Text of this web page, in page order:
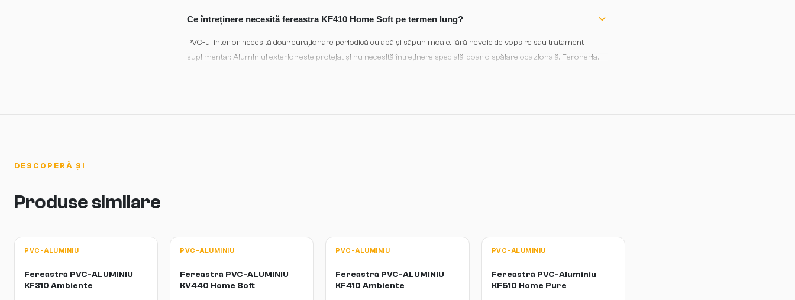
garantiza performanța termică și acustică optimă.
Ce întreținere necesită fereastra KF410 Home Soft pe termen lung?
PVC-ul interior necesită doar curaționare periodică cu apă și săpun moale, fără nevoie de vopsire sau tratament
suplimentar. Aluminiul exterior este protejat și nu necesită întreținere specială, doar o spălare ocazională. Feroneria
DESCOPERĂ ȘI
Produse similare
PVC-ALUMINIU
Fereastră PVC-ALUMINIU
KF310 Ambiente
PVC-ALUMINIU
Fereastră PVC-ALUMINIU
KV440 Home Soft
PVC-ALUMINIU
Fereastră PVC-ALUMINIU
KF410 Ambiente
PVC-ALUMINIU
Fereastră PVC-Aluminiu
KF510 Home Pure